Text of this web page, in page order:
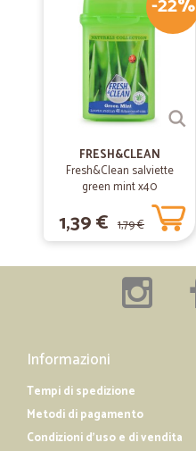
-22%
FRESH&CLEAN
Fresh&Clean salviette
green mint x40
1,39 € 1,79 €
Informazioni
Tempi di spedizione
Metodi di pagamento
Condizioni d'uso e di vendita